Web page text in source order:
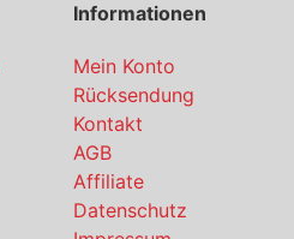
Informationen
Mein Konto
Rücksendung
Kontakt
AGB
Affiliate
Datenschutz